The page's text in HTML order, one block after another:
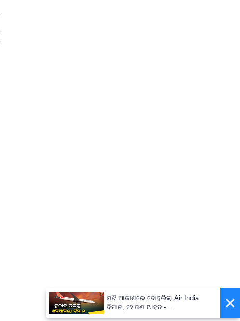
×
ମଝି ଆକାଶରେ ଦୋହଲିଲା Air India
ବିମାନ, ୧୨ ଜଣ ଆହତ -
PrameyaNews7